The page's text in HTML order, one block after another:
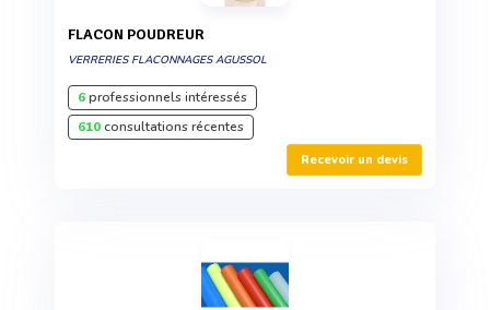
FLACON POUDREUR
VERRERIES FLACONNAGES AGUSSOL
6professionnels intéressés
610consultations récentes
Recevoir un devis